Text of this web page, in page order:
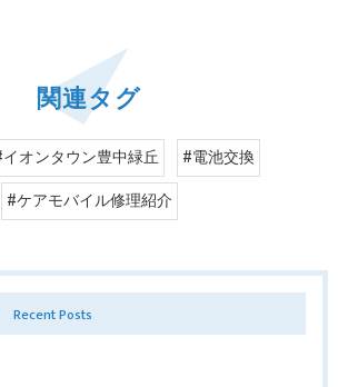
関連タグ
オンタウン豊中緑丘
#電池交換
#ケアモバイル修理紹介
Recent Posts